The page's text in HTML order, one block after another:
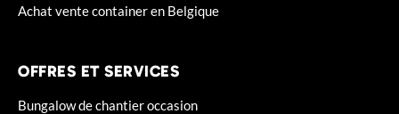
Achat vente container en Belgique
OFFRES ET SERVICES
Bungalow de chantier occasion